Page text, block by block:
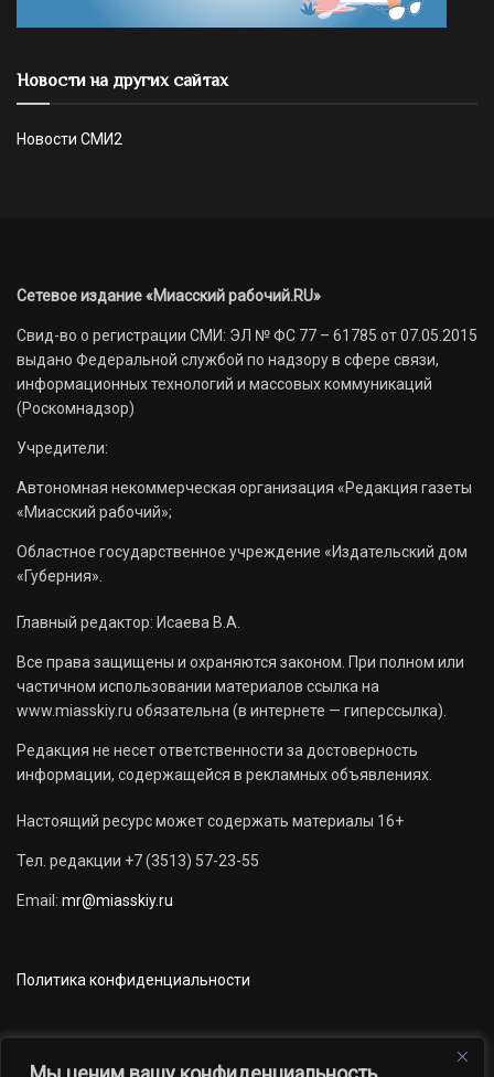
Новости на других сайтах
Новости СМИ2
Сетевое издание «Миасский рабочий.RU»
Свид-во о регистрации СМИ: ЭЛ № ФС 77 – 61785 от 07.05.2015
выдано Федеральной службой по надзору в сфере связи,
информационных технологий и массовых коммуникаций
(Роскомнадзор)
Учредители:
Автономная некоммерческая организация «Редакция газеты
«Миасский рабочий»;
Областное государственное учреждение «Издательский дом
«Губерния».
Главный редактор: Исаева В.А.
Все права защищены и охраняются законом. При полном или
частичном использовании материалов ссылка на
www.miasskiy.ru обязательна (в интернете — гиперссылка).
Редакция не несет ответственности за достоверность
информации, содержащейся в рекламных объявлениях.
Настоящий ресурс может содержать материалы 16+
Тел. редакции +7 (3513) 57-23-55
Email: mr@miasskiy.ru
Политика конфиденциальности